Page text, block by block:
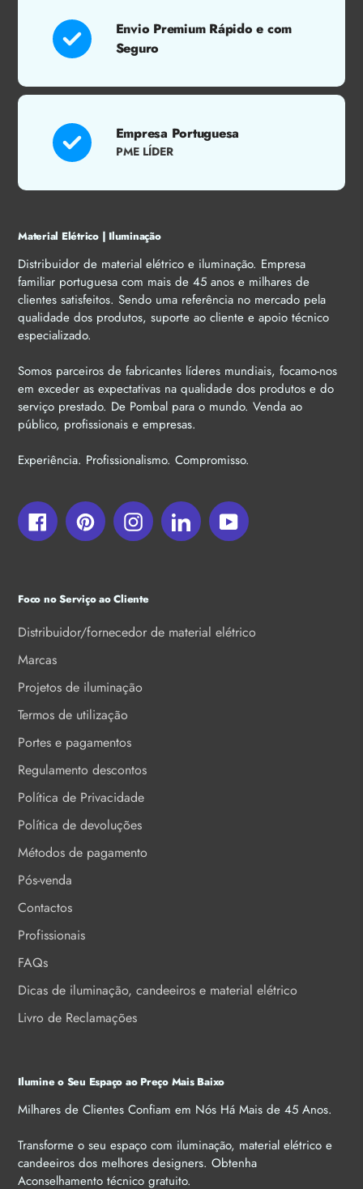
Envio Premium Rápido e com
Seguro
Empresa Portuguesa
PME LÍDER
Material Elétrico | Iluminação
Distribuidor de material elétrico e iluminação. Empresa
familiar portuguesa com mais de 45 anos e milhares de
clientes satisfeitos. Sendo uma referência no mercado pela
qualidade dos produtos, suporte ao cliente e apoio técnico
especializado.
Somos parceiros de fabricantes líderes mundiais, focamo-nos
em exceder as expectativas na qualidade dos produtos e do
serviço prestado. De Pombal para o mundo. Venda ao
público, profissionais e empresas.
Experiência. Profissionalismo. Compromisso.
FacebookPinterestInstagramLinkedInYouTube
Foco no Serviço ao Cliente
Distribuidor/fornecedor de material elétrico
Marcas
Projetos de iluminação
Termos de utilização
Portes e pagamentos
Regulamento descontos
Política de Privacidade
Política de devoluções
Métodos de pagamento
Pós-venda
Contactos
Profissionais
FAQs
Dicas de iluminação, candeeiros e material elétrico
Livro de Reclamações
Ilumine o Seu Espaço ao Preço Mais Baixo
Milhares de Clientes Confiam em Nós Há Mais de 45 Anos.
Transforme o seu espaço com iluminação, material elétrico e
candeeiros dos melhores designers. Obtenha
Aconselhamento técnico gratuito.